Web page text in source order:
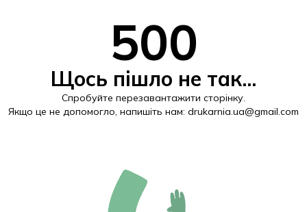
500
Щось пішло не так...
Спробуйте перезавантажити сторінку.
Якщо це не допомогло, напишіть нам: drukarnia.ua@gmail.com